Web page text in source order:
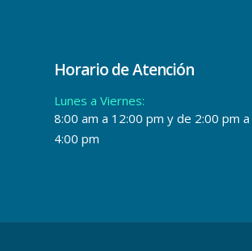
Horario de Atención
Lunes a Viernes:
8:00 am a 12:00 pm y de 2:00 pm a
4:00 pm